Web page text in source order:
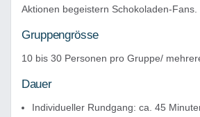
Aktionen begeistern Schokoladen-Fans.
Gruppengrösse
10 bis 30 Personen pro Gruppe/
Dauer
Individueller Rundgang: ca. 45